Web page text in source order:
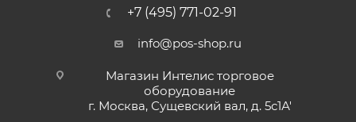
+7 (495) 771-02-91
info@pos-shop.ru
Магазин Интелис торговое
оборудование
г. Москва, Сущевский вал, д. 5с1А'